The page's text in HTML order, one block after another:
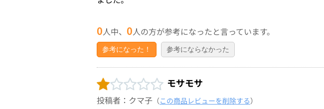
0人中、 0人の方が参考になったと言っています。
参考になった！ 参考にならなかった
モサモサ
投稿者：クマ子 （この商品レビューを削除する）